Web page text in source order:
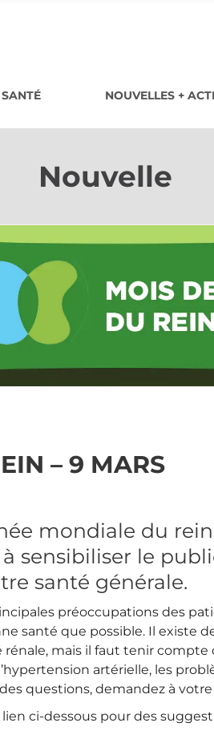
NOUVELLES +
Nouvelle
– 9 MARS
mondiale du
sensibiliser le
santé générale.
préoccupations des
santé que possible. Il existe
rénale, mais il faut tenir compte
artérielle, les
questions, demandez à
ci-dessous pour des